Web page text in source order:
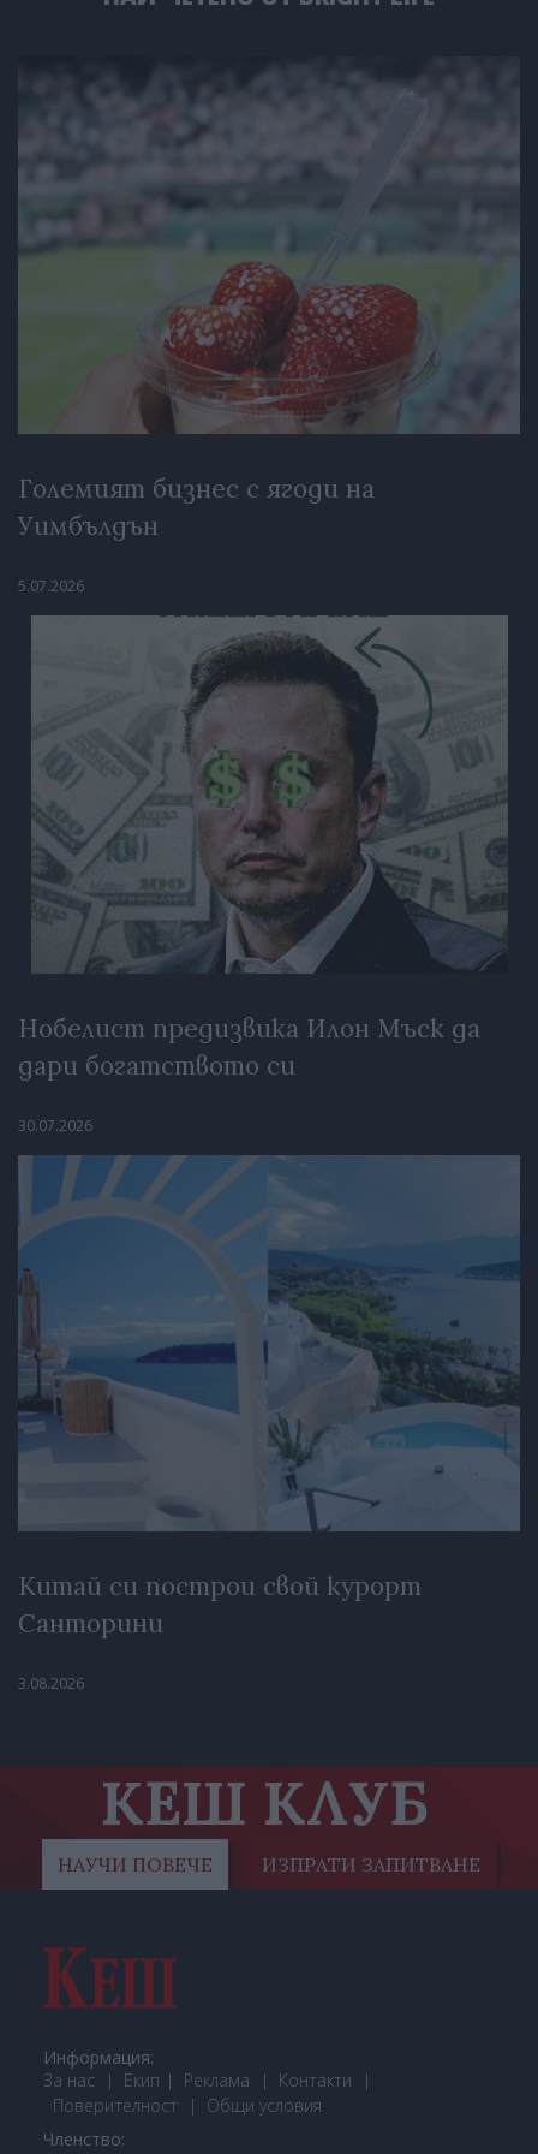
Големият бизнес с ягоди на
Уимбълдън
5.07.2026
Нобелист предизвика Илон Мъск да
дари богатството си
30.07.2026
Китай си построи свой курорт
Санторини
3.08.2026
КЕШ КЛУБ
НАУЧИ ПОВЕЧЕ ИЗПРАТИ ЗАПИТВАНЕ
Информация:
За нас
Екип Реклама
Контакти
Поверителност
Общи условия
Членство: